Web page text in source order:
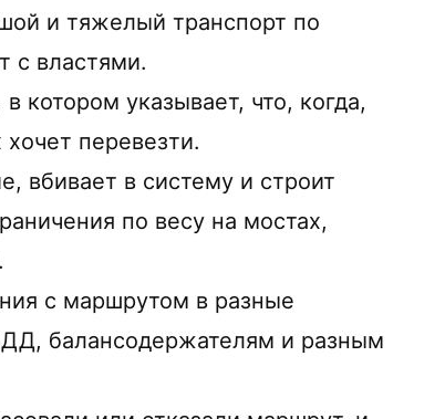
и тяжелый транспорт по
с властями.
котором указывает, что, когда,
перевезти.
вбивает в систему и строит
по весу на мостах,
с маршрутом в разные
балансодержателям и разным